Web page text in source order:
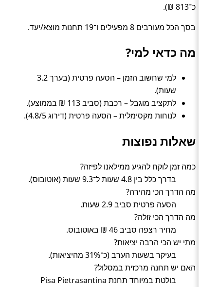
כ־813 ₪).
בסך הכל מעורבים 8 מפעילים ו־19 תחנות מוצא/יעד.
מה כדאי למי?
למי שחשוב הזמן – הסעה פרטית (בערך 3.2
שעות).
לתקציב מוגבל – רכבת (סביב 113 ₪ בממוצע).
לנוחות מקסימלית – הסעה פרטית (דירוג 4.8/5).
שאלות נפוצות
כמה זמן לוקח להגיע ממילאנו לפיזה?
בדרך כלל בין 4.8 שעות ל־9.3 שעות (אוטובוס).
מה הדרך הכי מהירה?
הסעה פרטית סביב 2.9 שעות.
מה הדרך הכי זולה?
מחיר רצפה סביב 46 ₪ באוטובוס.
מתי יש הכי הרבה יציאות?
בעיקר בשעות הערב (כ־31% מהיציאות).
האם יש תחנה מרכזית במסלול?
בולטת במיוחד תחנת Pisa Pietrasantina